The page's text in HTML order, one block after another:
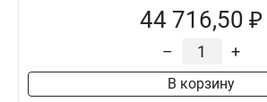
44 716,50 ₽
– +
В корзину